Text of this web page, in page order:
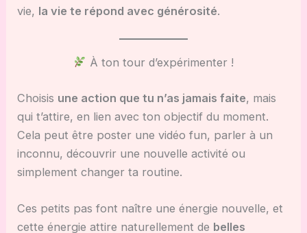
vie, la vie te répond avec générosité.
À ton tour d’expérimenter !
Choisis une action que tu n’as jamais faite, mais
qui t’attire, en lien avec ton objectif du moment.
Cela peut être poster une vidéo fun, parler à un
inconnu, découvrir une nouvelle activité ou
simplement changer ta routine.
Ces petits pas font naître une énergie nouvelle, et
cette énergie attire naturellement de belles